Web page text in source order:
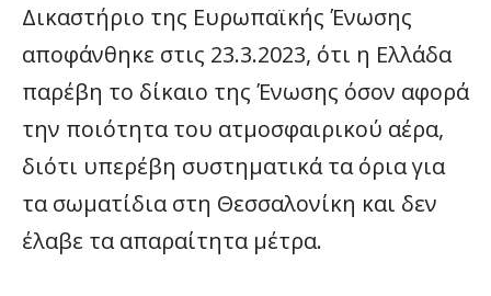
Δικαστήριο της Ευρωπαϊκής Ένωσης
αποφάνθηκε στις 23.3.2023, ότι η Ελλάδα
παρέβη το δίκαιο της Ένωσης όσον αφορά
την ποιότητα του ατμοσφαιρικού αέρα,
διότι υπερέβη συστηματικά τα όρια για
τα σωματίδια στη Θεσσαλονίκη και δεν
έλαβε τα απαραίτητα μέτρα.